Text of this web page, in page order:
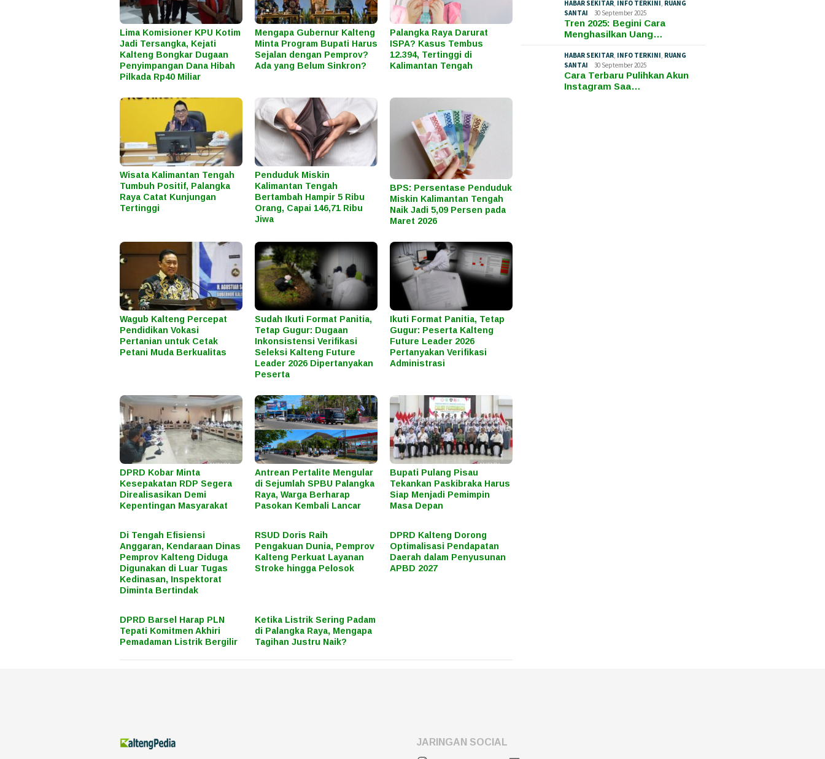
Lima Komisioner KPU Kotim
Jadi Tersangka, Kejati
Kalteng Bongkar Dugaan
Penyimpangan Dana Hibah
Pilkada Rp40 Miliar
Mengapa Gubernur Kalteng
Minta Program Bupati Harus
Sejalan dengan Pemprov?
Ada yang Belum Sinkron?
Palangka Raya Darurat
ISPA? Kasus Tembus
12.394, Tertinggi di
Kalimantan Tengah
Wisata Kalimantan Tengah
Tumbuh Positif, Palangka
Raya Catat Kunjungan
Tertinggi
Penduduk Miskin
Kalimantan Tengah
Bertambah Hampir 5 Ribu
Orang, Capai 146,71 Ribu
Jiwa
BPS: Persentase Penduduk
Miskin Kalimantan Tengah
Naik Jadi 5,09 Persen pada
Maret 2026
Wagub Kalteng Percepat
Pendidikan Vokasi
Pertanian untuk Cetak
Petani Muda Berkualitas
Sudah Ikuti Format Panitia,
Tetap Gugur: Dugaan
Inkonsistensi Verifikasi
Seleksi Kalteng Future
Leader 2026 Dipertanyakan
Peserta
Ikuti Format Panitia, Tetap
Gugur: Peserta Kalteng
Future Leader 2026
Pertanyakan Verifikasi
Administrasi
DPRD Kobar Minta
Kesepakatan RDP Segera
Direalisasikan Demi
Kepentingan Masyarakat
Antrean Pertalite Mengular
di Sejumlah SPBU Palangka
Raya, Warga Berharap
Pasokan Kembali Lancar
Bupati Pulang Pisau
Tekankan Paskibraka Harus
Siap Menjadi Pemimpin
Masa Depan
Di Tengah Efisiensi
Anggaran, Kendaraan Dinas
Pemprov Kalteng Diduga
Digunakan di Luar Tugas
Kedinasan, Inspektorat
Diminta Bertindak
RSUD Doris Raih
Pengakuan Dunia, Pemprov
Kalteng Perkuat Layanan
Stroke hingga Pelosok
DPRD Kalteng Dorong
Optimalisasi Pendapatan
Daerah dalam Penyusunan
APBD 2027
DPRD Barsel Harap PLN
Tepati Komitmen Akhiri
Pemadaman Listrik Bergilir
Ketika Listrik Sering Padam
di Palangka Raya, Mengapa
Tagihan Justru Naik?
HABAR SEKITAR INFO TERKINI RUANG
SANTAI
30 September 2025
Tren 2025: Begini Cara
Menghasilkan Uang…
HABAR SEKITAR INFO TERKINI RUANG
SANTAI
30 September 2025
Cara Terbaru Pulihkan Akun
Instagram Saa…
JARINGAN SOCIAL